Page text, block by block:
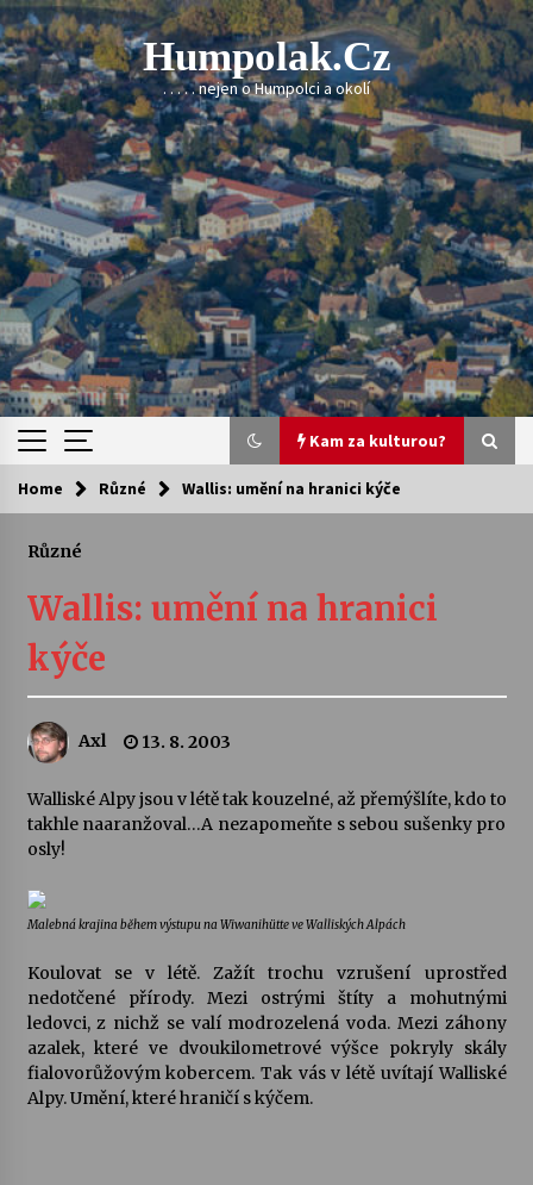
Skip
to
content
Humpolak.cz
. . . . . nejen o Humpolci a okolí
Kam za kulturou?
Kam za kulturou?
Sukuba Ensemble
4. 8. 2026
kapkou
Veselí muzikanti
30. 7. 2026
šedesátka: 28. 7.–1. 8. 2026
Letní koncerty ve Stromovce: Kolchoz a
Jenakaši
28. 7. 2026
Home Různé Wallis: umění na hranici kýče
Různé
Wallis: umění na hranici
kýče
Axl 13. 8. 2003
Walliské Alpy jsou v létě tak kouzelné, až přemýšlíte, kdo to
takhle naaranžoval…A nezapomeňte s sebou sušenky pro
osly!
Malebná krajina během výstupu na Wiwanihütte ve Walliských Alpách
Koulovat se v létě. Zažít trochu vzrušení uprostřed
nedotčené přírody. Mezi ostrými štíty a mohutnými
ledovci, z nichž se valí modrozelená voda. Mezi záhony
azalek, které ve dvoukilometrové výšce pokryly skály
fialovorůžovým kobercem. Tak vás v létě uvítají Walliské
Alpy. Umění, které hraničí s kýčem.